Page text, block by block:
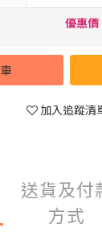
優惠
加入追蹤清
送貨及付
方式